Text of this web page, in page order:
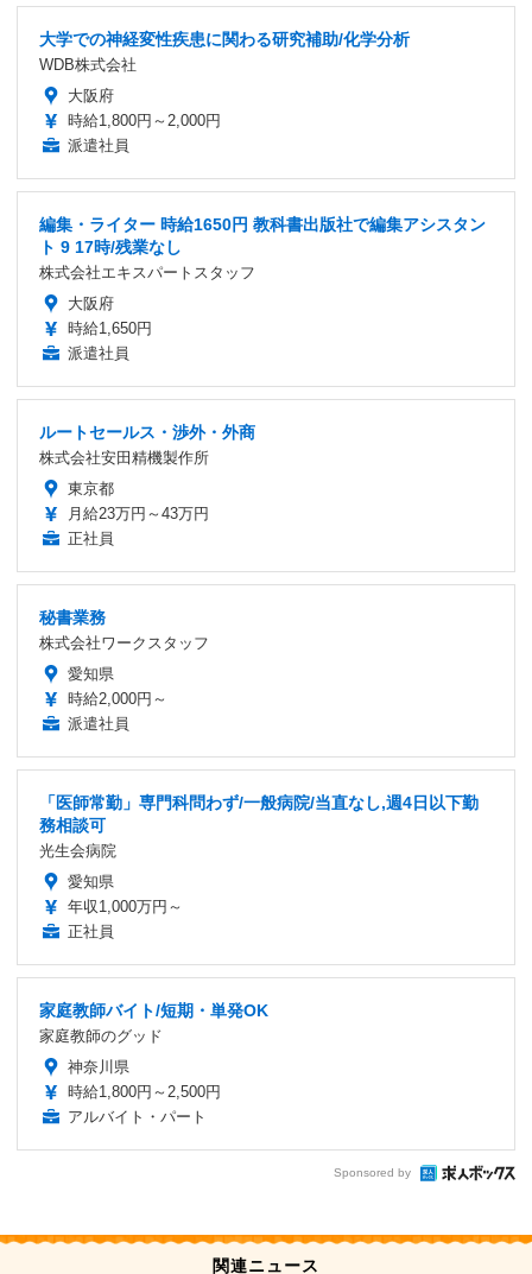
大学での神経変性疾患に関わる研究補助/化学分析
WDB株式会社
大阪府
時給1,800円～2,000円
派遣社員
編集・ライター 時給1650円 教科書出版社で編集アシスタン
ト 9 17時/残業なし
株式会社エキスパートスタッフ
大阪府
時給1,650円
派遣社員
ルートセールス・渉外・外商
株式会社安田精機製作所
東京都
月給23万円～43万円
正社員
秘書業務
株式会社ワークスタッフ
愛知県
時給2,000円～
派遣社員
「医師常勤」専門科問わず/一般病院/当直なし,週4日以下勤
務相談可
光生会病院
愛知県
年収1,000万円～
正社員
家庭教師バイト/短期・単発OK
家庭教師のグッド
神奈川県
時給1,800円～2,500円
アルバイト・パート
Sponsored by
関連ニュース